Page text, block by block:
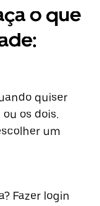
o que
quiser
os dois.
um
Fazer login